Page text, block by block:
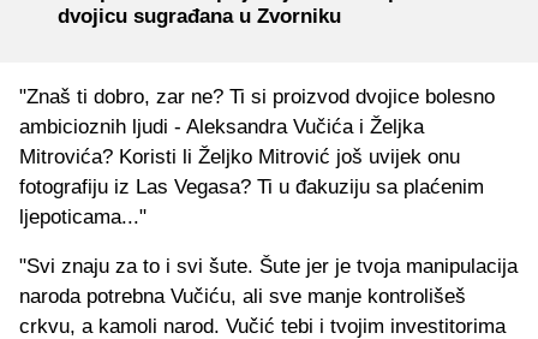
dvojicu sugrađana u Zvorniku
"Znaš ti dobro, zar ne? Ti si proizvod dvojice bolesno
ambicioznih ljudi - Aleksandra Vučića i Željka
Mitrovića? Koristi li Željko Mitrović još uvijek onu
fotografiju iz Las Vegasa? Ti u đakuziju sa plaćenim
ljepoticama..."
"Svi znaju za to i svi šute. Šute jer je tvoja manipulacija
naroda potrebna Vučiću, ali sve manje kontrolišeš
crkvu, a kamoli narod. Vučić tebi i tvojim investitorima